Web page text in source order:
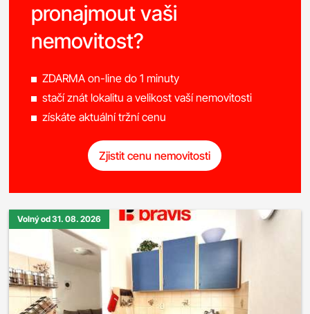
pronajmout vaši
nemovitost?
ZDARMA on-line do 1 minuty
stačí znát lokalitu a velikost vaší nemovitosti
získáte aktuální tržní cenu
Zjistit cenu nemovitosti
Volný od 31. 08. 2026